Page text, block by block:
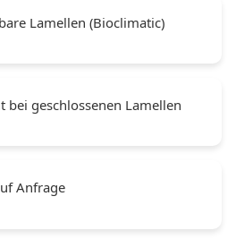
Lamellen (Bioclimatic)
bei geschlossenen Lamellen
Anfrage